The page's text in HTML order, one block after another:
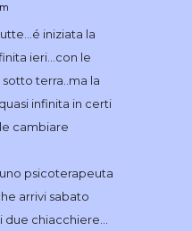
iniziata la
ieri…con le
terra..ma la
infinita in certi
cambiare
psicoterapeuta
arrivi sabato
chiacchiere…